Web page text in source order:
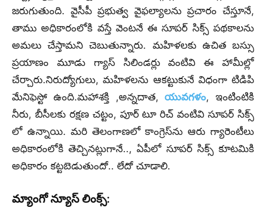
జరుగుతుంది. వైసీపీ ప్రభుత్వ వైఫల్యాలను ప్ర‌చారం చేస్తూనే,
తాము అధికారంలోకి వస్తే వెంటనే ఈ సూపర్ సిక్స్ పథకాలను
అమలు చేస్తామని చెబుతున్నారు. మహిళలకు ఉచిత బస్సు
ప్రయాణం మూడు గ్యాస్ సిలిండర్లు వంటివి ఈ హామీల్లో
చేర్చారు.నిరుద్యోగులు, మహిళలను ఆకట్టుకునే విధంగా టిడిపి
మేనిఫెస్టో ఉంది.మహాశక్తి ,అన్నదాత,యువగళం, ఇంటింటికి
నీరు, బీసీలకు రక్షణ చట్టం, పూర్ టూ రిచ్ వంటివి సూపర్ సిక్స్
లో ఉన్నాయి. మ‌రి తెలంగాణ‌లో కాంగ్రెస్‌ను ఆరు గ్యారెంటీలు
అధికారంలోకి తెచ్చినట్లుగానే.., ఏపీలో సూప‌ర్ సిక్స్ కూట‌మికి
అధికారం క‌ట్ట‌బెడుతుందో.. లేదో చూడాలి.
మ్యాంగో న్యూస్ లింక్స్: